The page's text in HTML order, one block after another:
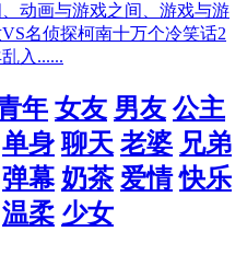
动画与游戏之间、游戏与游
名侦探柯南十万个冷笑话2
入......
年 女友 男友 公主
单身 聊天 老婆 兄弟
弹幕 奶茶 爱情 快乐
温柔 少女